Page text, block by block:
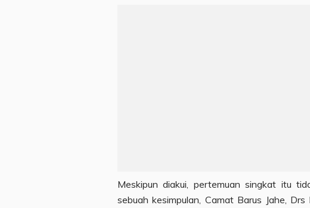
Meskipun diakui, pertemuan singkat itu
sebuah kesimpulan, Camat Barus Jahe,